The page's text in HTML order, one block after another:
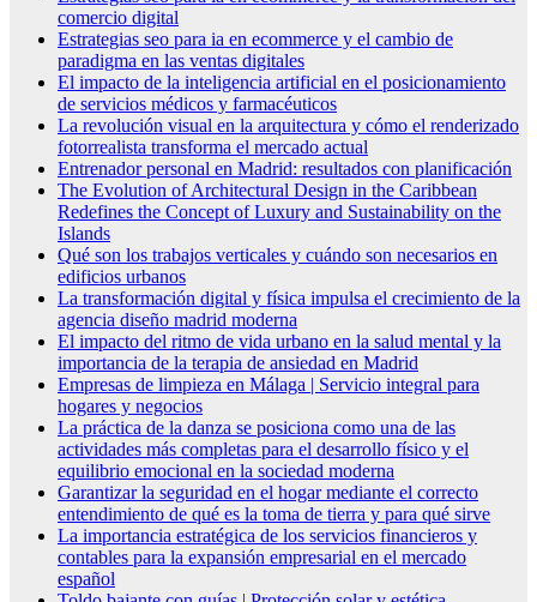
comercio digital
Estrategias seo para ia en ecommerce y el cambio de
paradigma en las ventas digitales
El impacto de la inteligencia artificial en el posicionamiento
de servicios médicos y farmacéuticos
La revolución visual en la arquitectura y cómo el renderizado
fotorrealista transforma el mercado actual
Entrenador personal en Madrid: resultados con planificación
The Evolution of Architectural Design in the Caribbean
Redefines the Concept of Luxury and Sustainability on the
Islands
Qué son los trabajos verticales y cuándo son necesarios en
edificios urbanos
La transformación digital y física impulsa el crecimiento de la
agencia diseño madrid moderna
El impacto del ritmo de vida urbano en la salud mental y la
importancia de la terapia de ansiedad en Madrid
Empresas de limpieza en Málaga | Servicio integral para
hogares y negocios
La práctica de la danza se posiciona como una de las
actividades más completas para el desarrollo físico y el
equilibrio emocional en la sociedad moderna
Garantizar la seguridad en el hogar mediante el correcto
entendimiento de qué es la toma de tierra y para qué sirve
La importancia estratégica de los servicios financieros y
contables para la expansión empresarial en el mercado
español